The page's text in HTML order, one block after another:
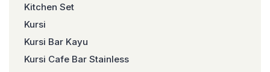
Kitchen Set
Kursi
Kursi Bar Kayu
Kursi Cafe Bar Stainless